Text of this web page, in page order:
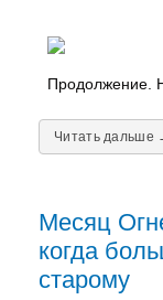
Продолжение.
Читать дальше
Месяц
когда
старому